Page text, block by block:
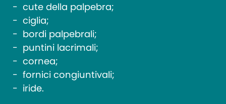
cute della palpebra;
ciglia;
bordi palpebrali;
puntini lacrimali;
cornea;
fornici congiuntivali;
iride.